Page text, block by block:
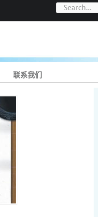
联系我们